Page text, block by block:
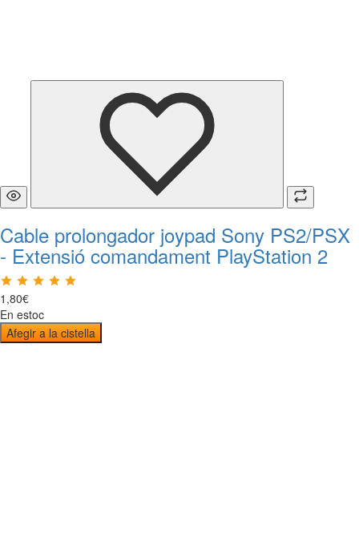
Cable prolongador joypad Sony PS2/PSX
- Extensió comandament PlayStation 2
1 ,80€
En estoc
Afegir a la cistella